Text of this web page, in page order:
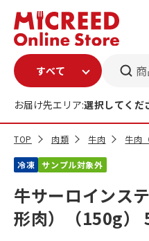
お届け先エリア:選択してくだ
TOP 肉類 牛肉 牛肉
冷凍 サンプル対象外
牛サーロインス
形肉）（150g）